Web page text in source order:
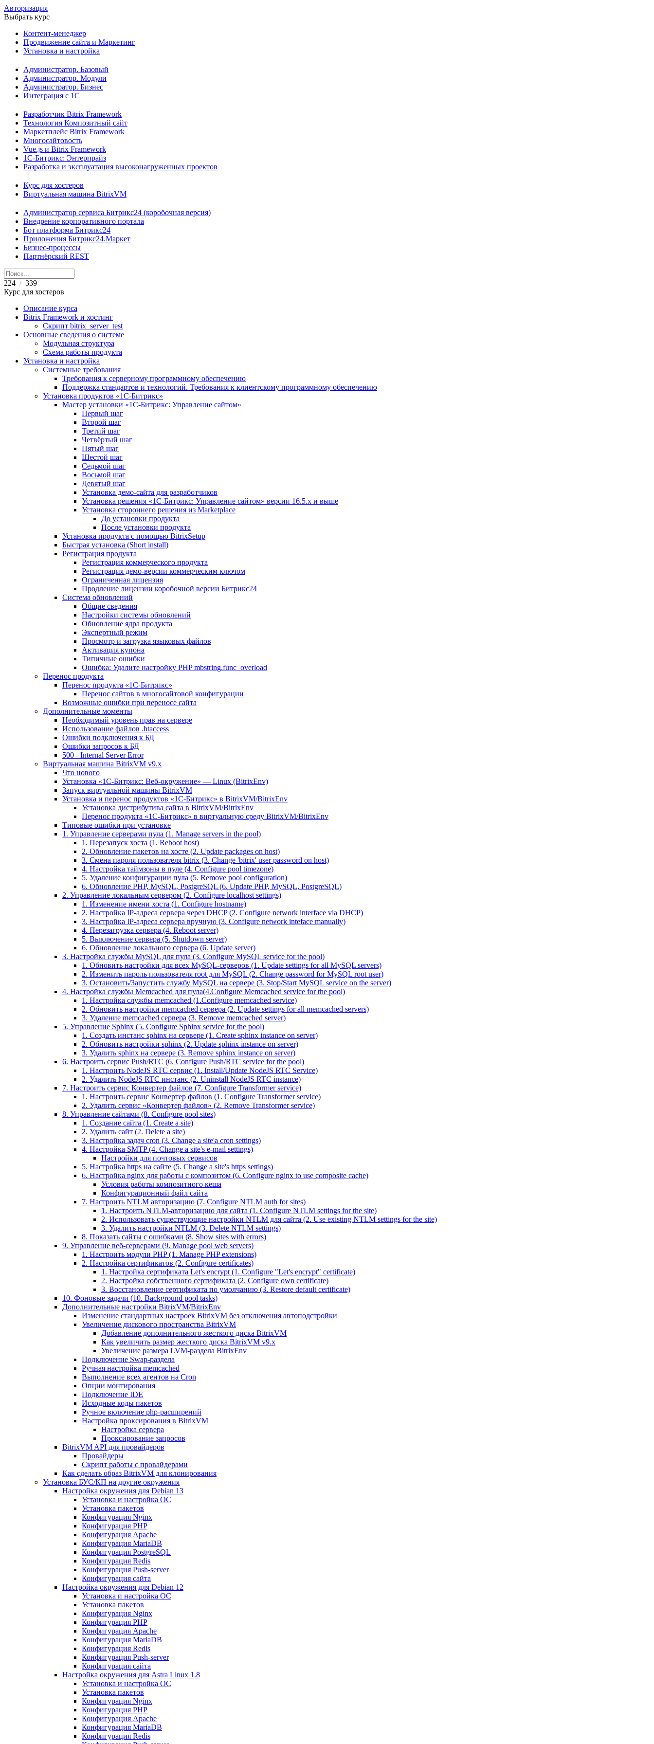
Авторизация
Выбрать курс
Контент-менеджер
Продвижение сайта и Маркетинг
Установка и настройка
Администратор. Базовый
Администратор. Модули
Администратор. Бизнес
Интеграция с 1С
Разработчик Bitrix Framework
Технология Композитный сайт
Маркетплейс Bitrix Framework
Многосайтовость
Vue.js и Bitrix Framework
1С-Битрикс: Энтерпрайз
Разработка и эксплуатация высоконагруженных проектов
Курс для хостеров
Виртуальная машина BitrixVM
Администратор сервиса Битрикс24 (коробочная версия)
Внедрение корпоративного портала
Бот платформа Битрикс24
Приложения Битрикс24.Маркет
Бизнес-процессы
Партнёрский REST
224 / 339
Курс для хостеров
Описание курса
Bitrix Framework и хостинг
Скрипт bitrix_server_test
Основные сведения о системе
Модульная структура
Схема работы продукта
Установка и настройка
Системные требования
Требования к серверному программному обеспечению
Поддержка стандартов и технологий. Требования к клиентскому программному обеспечению
Установка продуктов «1С-Битрикс»
Мастер установки «1C-Битрикс: Управление сайтом»
Первый шаг
Второй шаг
Третий шаг
Четвёртый шаг
Пятый шаг
Шестой шаг
Седьмой шаг
Восьмой шаг
Девятый шаг
Установка демо-сайта для разработчиков
Установка решения «1C-Битрикс: Управление сайтом» версии 16.5.х и выше
Установка стороннего решения из Marketplace
До установки продукта
После установки продукта
Установка продукта с помощью BitrixSetup
Быстрая установка (Short install)
Регистрация продукта
Регистрация коммерческого продукта
Регистрация демо-версии коммерческим ключом
Ограниченная лицензия
Продление лицензии коробочной версии Битрикс24
Система обновлений
Общие сведения
Настройки системы обновлений
Обновление ядра продукта
Экспертный режим
Просмотр и загрузка языковых файлов
Активация купона
Типичные ошибки
Ошибка: Удалите настройку PHP mbstring.func_overload
Перенос продукта
Перенос продукта «1C-Битрикс»
Перенос сайтов в многосайтовой конфигурации
Возможные ошибки при переносе сайта
Дополнительные моменты
Необходимый уровень прав на сервере
Использование файлов .htaccess
Ошибки подключения к БД
Ошибки запросов к БД
500 - Internal Server Error
Виртуальная машина BitrixVM v9.x
Что нового
Установка «1С-Битрикс: Веб-окружение» — Linux (BitrixEnv)
Запуск виртуальной машины BitrixVM
Установка и перенос продуктов «1С-Битрикс» в BitrixVM/BitrixEnv
Установка дистрибутива сайта в BitrixVM/BitrixEnv
Перенос продукта «1C-Битрикс» в виртуальную среду BitrixVM/BitrixEnv
Типовые ошибки при установке
1. Управление серверами пула (1. Manage servers in the pool)
1. Перезапуск хоста (1. Reboot host)
2. Обновление пакетов на хосте (2. Update packages on host)
3. Смена пароля пользователя bitrix (3. Change 'bitrix' user password on host)
4. Настройка таймзоны в пуле (4. Configure pool timezone)
5. Удаление конфигурации пула (5. Remove pool configuration)
6. Обновление PHP, MySQL, PostgreSQL (6. Update PHP, MySQL, PostgreSQL)
2. Управление локальным сервером (2. Configure localhost settings)
1. Изменение имени хоста (1. Configure hostname)
2. Настройка IP-адреса сервера через DHCP (2. Configure network interface via DHCP)
3. Настройка IP-адреса сервера вручную (3. Configure network inteface manually)
4. Перезагрузка сервера (4. Reboot server)
5. Выключение сервера (5. Shutdown server)
6. Обновление локального сервера (6. Update server)
3. Настройка службы MySQL для пула (3. Configure MySQL service for the pool)
1. Обновить настройки для всех MySQL-серверов (1. Update settings for all MySQL servers)
2. Изменить пароль пользователя root для MySQL (2. Change password for MySQL root user)
3. Остановить/Запустить службу MySQL на сервере (3. Stop/Start MySQL service on the server)
4. Настройка службы Memcached для пула(4.Configure Memcached service for the pool)
1. Настройка службы memcached (1.Configure memcached service)
2. Обновить настройки memcached сервера (2. Update settings for all memcached servers)
3. Удаление memcached сервера (3. Remove memcached server)
5. Управление Sphinx (5. Configure Sphinx service for the pool)
1. Создать инстанс sphinx на сервере (1. Create sphinx instance on server)
2. Обновить настройки sphinx (2. Update sphinx instance on server)
3. Удалить sphinx на сервере (3. Remove sphinx instance on server)
6. Настроить сервис Push/RTC (6. Configure Push/RTC service for the pool)
1. Настроить NodeJS RTC сервис (1. Install/Update NodeJS RTC Service)
2. Удалить NodeJS RTC инстанс (2. Uninstall NodeJS RTC instance)
7. Настроить сервис Конвертер файлов (7. Configure Transformer service)
1. Настроить сервис Конвертер файлов (1. Configure Transformer service)
2. Удалить сервис «Конвертер файлов» (2. Remove Transformer service)
8. Управление сайтами (8. Configure pool sites)
1. Создание сайта (1. Create a site)
2. Удалить сайт (2. Delete a site)
3. Настройка задач cron (3. Change a site'a cron settings)
4. Настройка SMTP (4. Change a site's e-mail settings)
Настройки для почтовых сервисов
5. Настройка https на сайте (5. Change a site's https settings)
6. Настройка nginx для работы с композитом (6. Configure nginx to use composite cache)
Условия работы композитного кеша
Конфигурационный файл сайта
7. Настроить NTLM авторизацию (7. Configure NTLM auth for sites)
1. Настроить NTLM-авторизацию для сайта (1. Configure NTLM settings for the site)
2. Использовать существующие настройки NTLM для сайта (2. Use existing NTLM settings for the site)
3. Удалить настройки NTLM (3. Delete NTLM settings)
8. Показать сайты с ошибками (8. Show sites with errors)
9. Управление веб-серверами (9. Manage pool web servers)
1. Настроить модули PHP (1. Manage PHP extensions)
2. Настройка сертификатов (2. Configure certificates)
1. Настройка сертификата Let's encrypt (1. Configure "Let's encrypt" certificate)
2. Настройка собственного сертификата (2. Configure own certificate)
3. Восстановление сертификата по умолчанию (3. Restore default certificate)
10. Фоновые задачи (10. Background pool tasks)
Дополнительные настройки BitrixVM/BitrixEnv
Изменение стандартных настроек BitrixVM без отключения автоподстройки
Увеличение дискового пространства BitrixVM
Добавление дополнительного жесткого диска BitrixVM
Как увеличить размер жесткого диска BitrixVM v9.x
Увеличение размера LVM-раздела BitrixEnv
Подключение Swap-раздела
Ручная настройка memcached
Выполнение всех агентов на Cron
Опции монтирования
Подключение IDE
Исходные коды пакетов
Ручное включение php-расширений
Настройка проксирования в BitrixVM
Настройка сервера
Проксирование запросов
BitrixVM API для провайдеров
Провайдеры
Скрипт работы с провайдерами
Как сделать образ BitrixVM для клонирования
Установка БУС/КП на другие окружения
Настройка окружения для Debian 13
Установка и настройка ОС
Установка пакетов
Конфигурация Nginx
Конфигурация PHP
Конфигурация Apache
Конфигурация MariaDB
Конфигурация PostgreSQL
Конфигурация Redis
Конфигурация Push-server
Конфигурация сайта
Настройка окружения для Debian 12
Установка и настройка ОС
Установка пакетов
Конфигурация Nginx
Конфигурация PHP
Конфигурация Apache
Конфигурация MariaDB
Конфигурация Redis
Конфигурация Push-server
Конфигурация сайта
Настройка окружения для Astra Linux 1.8
Установка и настройка ОС
Установка пакетов
Конфигурация Nginx
Конфигурация PHP
Конфигурация Apache
Конфигурация MariaDB
Конфигурация Redis